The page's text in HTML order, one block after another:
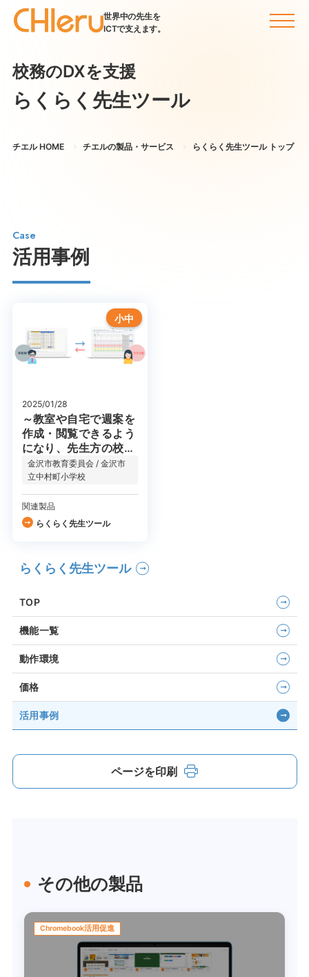
世界中の先生を
ICTで支えます。
校務のDXを支援
らくらく先生ツール
チエル HOME チエルの製品・サービス らくらく先生ツール トップ
Case
活用事例
小中
2025/01/28
～教室や自宅で週案を
作成・閲覧できるよう
になり、先生方の校務
を効率化～
「教育DX」「校務
DX」を推進し、授業
に専念出来る環境を目
指す
金沢市教育委員会 / 金沢市
立中村町小学校
関連製品
らくらく先生ツール
らくらく先生ツール
TOP
機能一覧
動作環境
価格
活用事例
ページを印刷
その他の製品
Chromebook活用促進